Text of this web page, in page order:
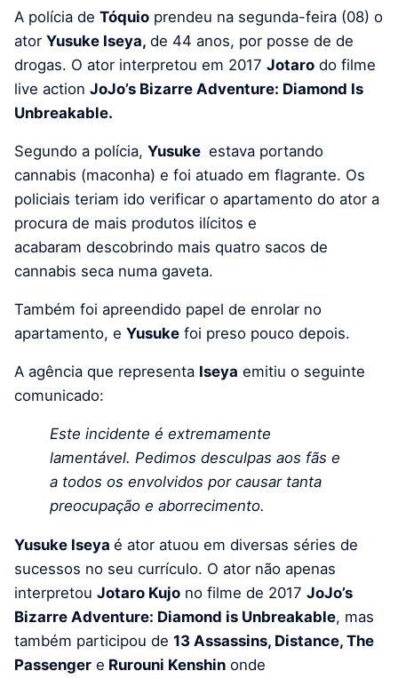
A polícia de Tóquio prendeu na segunda-feira (08) o
ator Yusuke Iseya, de 44 anos, por posse de de
drogas. O ator interpretou em 2017 Jotaro do filme
live action JoJo’s Bizarre Adventure: Diamond Is
Unbreakable.
Segundo a polícia, Yusuke estava portando
cannabis (maconha) e foi atuado em flagrante. Os
policiais teriam ido verificar o apartamento do ator a
procura de mais produtos ilícitos e
acabaram descobrindo mais quatro sacos de
cannabis seca numa gaveta.
Também foi apreendido papel de enrolar no
apartamento, e Yusuke foi preso pouco depois.
A agência que representa Iseya emitiu o seguinte
comunicado:
Este incidente é extremamente
lamentável. Pedimos desculpas aos fãs e
a todos os envolvidos por causar tanta
preocupação e aborrecimento.
Yusuke Iseya é ator atuou em diversas séries de
sucessos no seu currículo. O ator não apenas
interpretou Jotaro Kujo no filme de 2017 JoJo’s
Bizarre Adventure: Diamond is Unbreakable, mas
também participou de 13 Assassins, Distance, The
Passenger e Rurouni Kenshin onde